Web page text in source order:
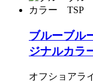
ブルーブ
ジナルカ
オフショアラ